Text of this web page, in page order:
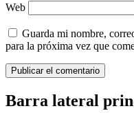
Web
Guarda mi nombre,
para la próxima vez que
Barra lateral